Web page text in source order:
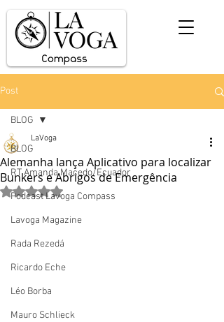
Post
BLOG
RT Amanda Macedo/Ecuador
Podcast Lavoga Compass
Lavoga Magazine
Rada Rezedá
Ricardo Eche
Léo Borba
Mauro Schlieck
BLOG
Alemanha lança Aplicativo para localizar
Bunkers e Abrigos de Emergência
LaVoga
Avaliado com NaN de 5 estrelas.